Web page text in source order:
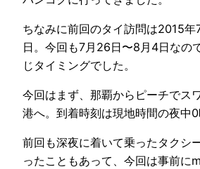
ちなみに前回のタイ訪問は2015
日。今回も7月26日〜8月4日なの
じタイミングでした。
今回はまず、那覇からピーチでス
港へ。到着時刻は現地時間の夜中0
前回も深夜に着いて乗ったタクシ
ったこともあって、今回は事前に